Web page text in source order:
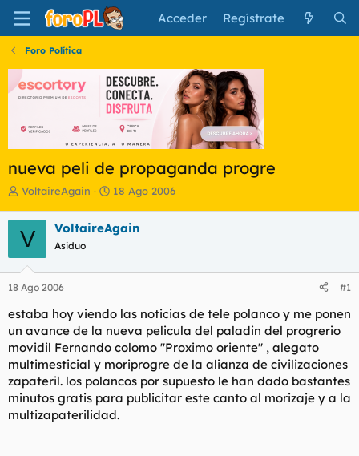
Acceder Regístrate
Foro Política
nueva peli de propaganda progre
I
i
c
a
d
o
d
e
l
t
e
m
a
VoltaireAgain
F
h
e
i
c
i
o
18 Ago 2006
V VoltaireAgain
Asiduo
18 Ago 2006 #1
estaba hoy viendo las noticias de tele polanco y me ponen
un avance de la nueva pelicula del paladin del progrerio
movidil Fernando colomo "Proximo oriente" , alegato
multimesticial y moriprogre de la alianza de civilizaciones
zapateril. los polancos por supuesto le han dado bastantes
minutos gratis para publicitar este canto al morizaje y a la
multizapaterilidad.